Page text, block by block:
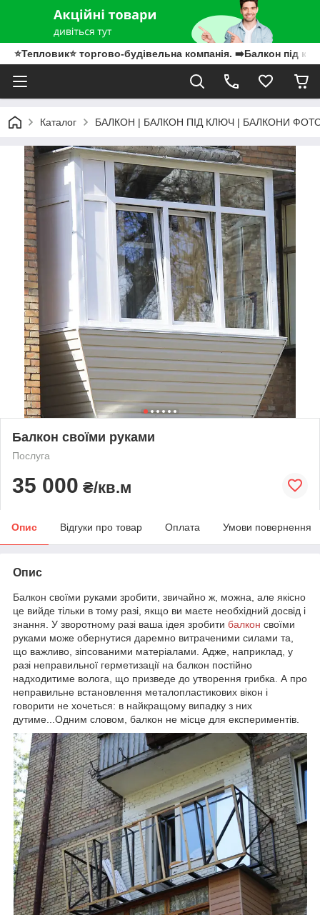
⭐Тепловик⭐ торгово-будівельна компанія. ➡️Балкон під
Каталог БАЛКОН | БАЛКОН ПІД КЛЮЧ | БАЛКОНИ
Балкон своїми руками
Послуга
35 000 ₴/кв.м
Опис Відгуки про товар Оплата Умови повернення
Опис
Балкон своїми руками зробити, звичайно ж, можна, але якісно
це вийде тільки в тому разі, якщо ви маєте необхідний досвід і
знання. У зворотному разі ваша ідея зробити балкон своїми
руками може обернутися даремно витраченими силами та,
що важливо, зіпсованими матеріалами. Адже, наприклад, у
разі неправильної герметизації на балкон постійно
надходитиме волога, що призведе до утворення грибка. А про
неправильне встановлення металопластикових вікон і
говорити не хочеться: в найкращому випадку з них
дутиме...Одним словом, балкон не місце для експериментів.